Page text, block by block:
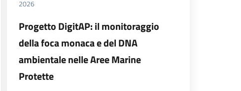
2026
Progetto DigitAP: il monitoraggio
della foca monaca e del DNA
ambientale nelle Aree Marine
Protette